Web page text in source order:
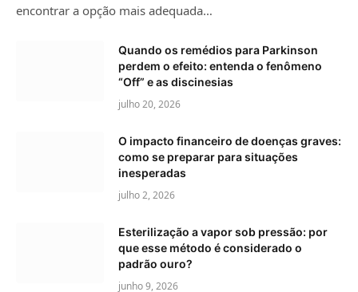
encontrar a opção mais adequada…
Quando os remédios para Parkinson
perdem o efeito: entenda o fenômeno
“Off” e as discinesias
julho 20, 2026
O impacto financeiro de doenças graves:
como se preparar para situações
inesperadas
julho 2, 2026
Esterilização a vapor sob pressão: por
que esse método é considerado o
padrão ouro?
junho 9, 2026